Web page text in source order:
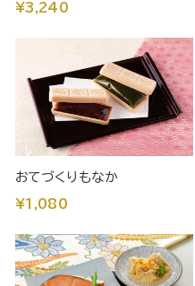
¥3,240
おてづくりもなか
¥1,080